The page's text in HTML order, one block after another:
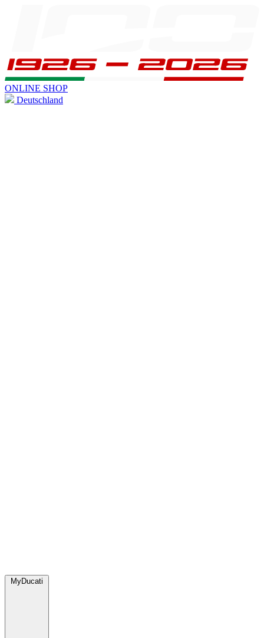
ONLINE SHOP
Deutschland
MyDucati